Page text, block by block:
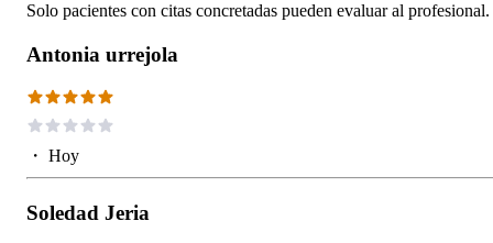
Solo pacientes con citas concretadas pueden evaluar al profesional.
Antonia urrejola
・ Hoy
Soledad Jeria